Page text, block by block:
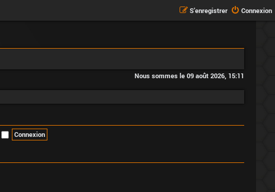
Connexion
S’enregistrer
Nous sommes le 09 août 2026, 15:11